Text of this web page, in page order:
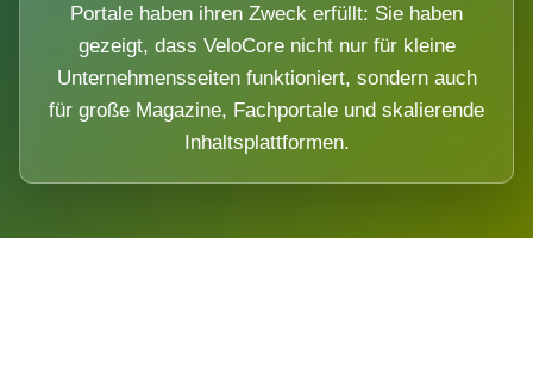
Portale haben ihren Zweck erfüllt: Sie haben
gezeigt, dass VeloCore nicht nur für kleine
Unternehmensseiten funktioniert, sondern auch
für große Magazine, Fachportale und skalierende
Inhaltsplattformen.